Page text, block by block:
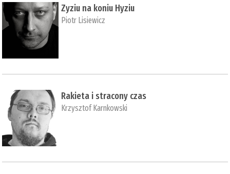
Zyziu na koniu Hyziu
Piotr Lisiewicz
Rakieta i stracony czas
Krzysztof Karnkowski